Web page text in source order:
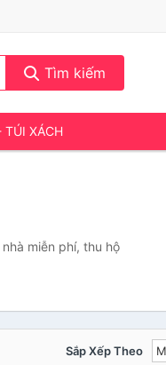
Tìm kiếm
TÚI XÁCH
miễn phí, thu hộ
Sắp Xếp Theo